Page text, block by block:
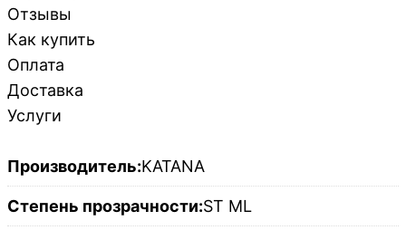
Отзывы
Как купить
Оплата
Доставка
Услуги
Производитель:KATANA
Степень прозрачности:ST ML